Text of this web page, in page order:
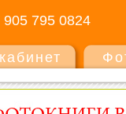
905 795 0824